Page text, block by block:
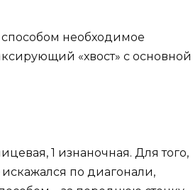
необходимое
«хвост» с основной
1 изнаночная. Для того,
по диагонали,